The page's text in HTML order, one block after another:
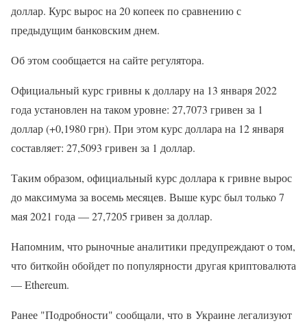
доллар. Курс вырос на 20 копеек по сравнению с
предыдущим банковским днем.
Об этом сообщается на сайте регулятора.
Официальный курс гривны к доллару на 13 января 2022
года установлен на таком уровне: 27,7073 гривен за 1
доллар (+0,1980 грн). При этом курс доллара на 12 января
составляет: 27,5093 гривен за 1 доллар.
Таким образом, официальный курс доллара к гривне вырос
до максимума за восемь месяцев. Выше курс был только 7
мая 2021 года — 27,7205 гривен за доллар.
Напомним, что рыночные аналитики предупреждают о том,
что биткойн обойдет по популярности другая криптовалюта
— Ethereum.
Ранее "Подробности" сообщали, что в Украине легализуют